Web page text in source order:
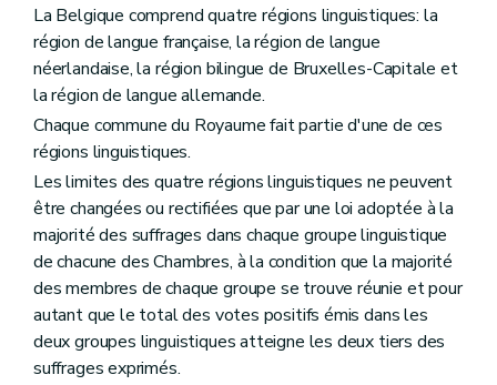
Art. 60
Section première
De la Chambre des représentants
Art. 61
Art. 62
Art. 63
Art. 64
Art. 65
Art. 66
Section II Du Sénat
Art. 67
Art. 68
Art. 69
Art. 70
Art. 71
Art. 72
Art. 73
Chapitre II DU POUVOIR LEGISLATIF FEDERAL
Art. 74
La Belgique comprend quatre régions linguistiques: la
région de langue française, la région de langue
néerlandaise, la région bilingue de Bruxelles-Capitale et
la région de langue allemande.
Chaque commune du Royaume fait partie d'une de ces
régions linguistiques.
Les limites des quatre régions linguistiques ne peuvent
être changées ou rectifiées que par une loi adoptée à la
majorité des suffrages dans chaque groupe linguistique
de chacune des Chambres, à la condition que la majorité
des membres de chaque groupe se trouve réunie et pour
autant que le total des votes positifs émis dans les
deux groupes linguistiques atteigne les deux tiers des
suffrages exprimés.